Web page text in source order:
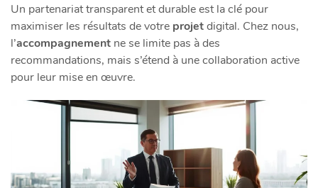
Un partenariat transparent et durable est la clé pour
maximiser les résultats de votre projetdigital. Chez nous,
l’accompagnement ne se limite pas à des
recommandations, mais s’étend à une collaboration active
pour leur mise en œuvre.